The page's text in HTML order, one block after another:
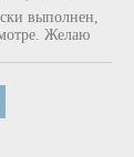
выполнен,
Желаю